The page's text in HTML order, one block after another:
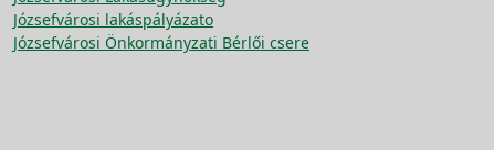
Józsefvárosi lakáspályázato
Józsefvárosi Önkormányzati Bérlői csere